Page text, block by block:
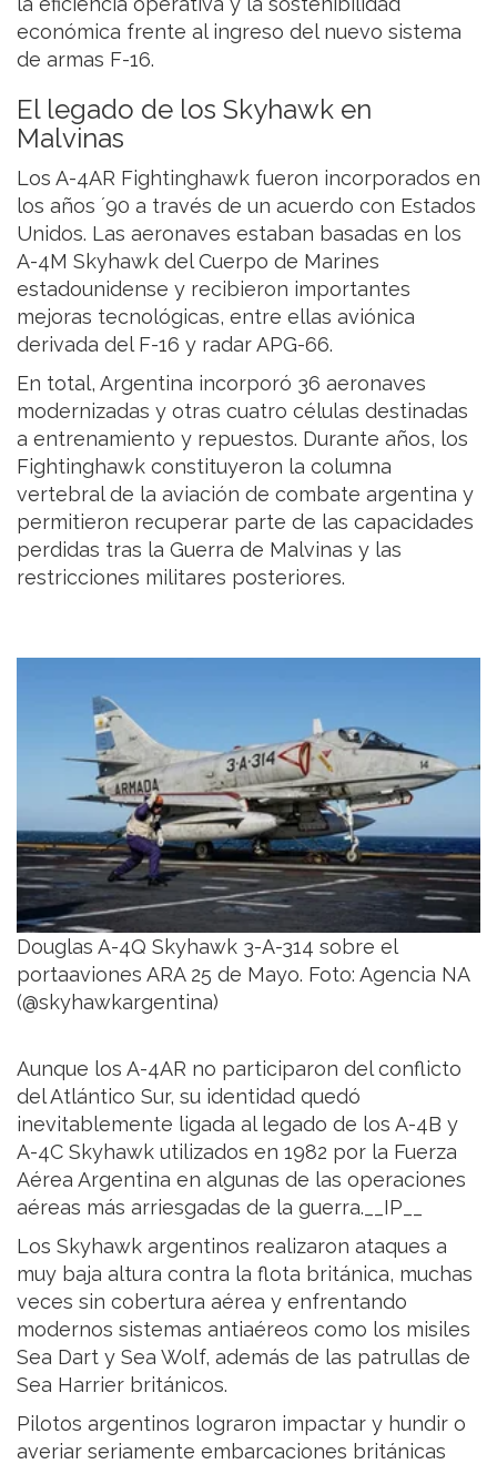
económica frente al ingreso del nuevo sistema
de armas F-16.
El legado de los Skyhawk en
Malvinas
Los A-4AR Fightinghawk fueron incorporados en
los años ´90 a través de un acuerdo con Estados
Unidos. Las aeronaves estaban basadas en los
A-4M Skyhawk del Cuerpo de Marines
estadounidense y recibieron importantes
mejoras tecnológicas, entre ellas aviónica
derivada del F-16 y radar APG-66.
En total, Argentina incorporó 36 aeronaves
modernizadas y otras cuatro células destinadas
a entrenamiento y repuestos. Durante años, los
Fightinghawk constituyeron la columna
vertebral de la aviación de combate argentina y
permitieron recuperar parte de las capacidades
perdidas tras la Guerra de Malvinas y las
restricciones militares posteriores.
Douglas A-4Q Skyhawk 3-A-314 sobre el
portaaviones ARA 25 de Mayo. Foto: Agencia NA
(@skyhawkargentina)
Aunque los A-4AR no participaron del conflicto
del Atlántico Sur, su identidad quedó
inevitablemente ligada al legado de los A-4B y
A-4C Skyhawk utilizados en 1982 por la Fuerza
Aérea Argentina en algunas de las operaciones
aéreas más arriesgadas de la guerra.__IP__
Los Skyhawk argentinos realizaron ataques a
muy baja altura contra la flota británica, muchas
veces sin cobertura aérea y enfrentando
modernos sistemas antiaéreos como los misiles
Sea Dart y Sea Wolf, además de las patrullas de
Sea Harrier británicos.
Pilotos argentinos lograron impactar y hundir o
averiar seriamente embarcaciones británicas